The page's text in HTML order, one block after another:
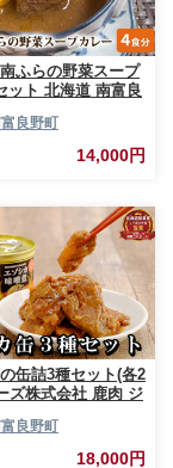
ふらの野菜スープ
ット 北海道 南富良
セット 詰合せ 加
良野町
14,000円
缶詰3種セット(各2
ズ株式会社 鹿肉 ジ
ゾシカ 缶詰 セッ
の加工品 おかず お
良野町
18,000円